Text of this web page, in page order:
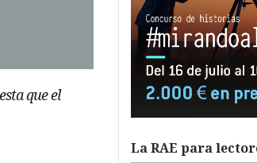
que el
La RAE para